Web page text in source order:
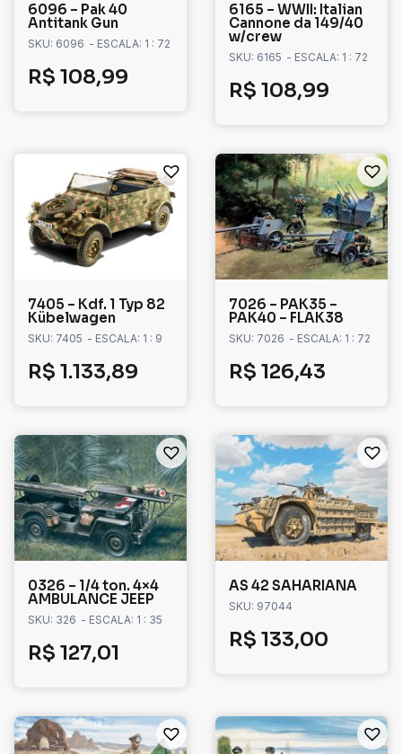
6096 – Pak 40
Antitank Gun
SKU: 6096 - ESCALA: 1 : 72
R$ 108,99
6165 – WWII: Italian
Cannone da 149/40
w/crew
SKU: 6165 - ESCALA: 1 : 72
R$ 108,99
7405 – Kdf. 1 Typ 82
Kübelwagen
SKU: 7405 - ESCALA: 1 : 9
R$ 1.133,89
7026 – PAK35 –
PAK40 – FLAK38
SKU: 7026 - ESCALA: 1 : 72
R$ 126,43
0326 – 1/4 ton. 4×4
AMBULANCE JEEP
SKU: 326 - ESCALA: 1 : 35
R$ 127,01
AS 42 SAHARIANA
SKU: 97044
R$ 133,00